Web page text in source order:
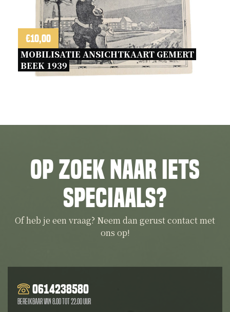
€10,00
MOBILISATIE ANSICHTKAART GEMERT
BEEK 1939
Op zoek naar iets
speciaals?
Of heb je een vraag? Neem dan gerust contact met
ons op!
0614238580
Bereikbaar van 8.00 tot 22.00 uur